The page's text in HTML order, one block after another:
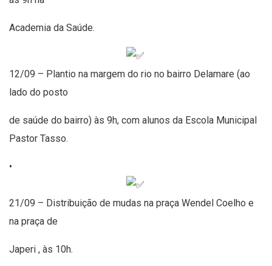
Academia da Saúde.
12/09 – Plantio na margem do rio no bairro Delamare (ao
lado do posto
de saúde do bairro) às 9h, com alunos da Escola Municipal
Pastor Tasso.
•
21/09 – Distribuição de mudas na praça Wendel Coelho e
na praça de
Japeri , às 10h.